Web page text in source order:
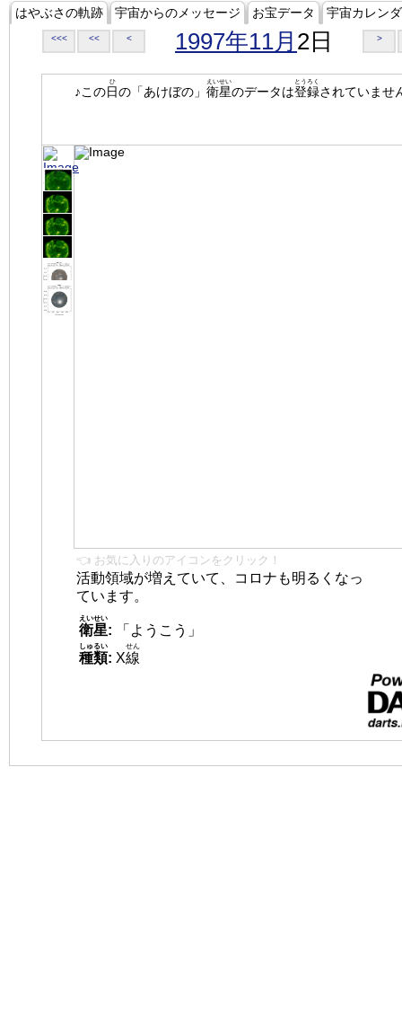
はやぶさの軌跡 宇宙からのメッセージ お宝データ 宇宙カレン
<<< << < 1997年11月 2日 >
♪この日
ひ
の「あけぼの」 衛星
えいせい
のデータは登録
とうろく
されていませ
👈 お気に入りのアイコンをクリック！
活動領域が増えていて、コロナも明るくなっ
ています。
衛星
えいせい
:
「ようこう」
種類
しゅるい
: X線
せん